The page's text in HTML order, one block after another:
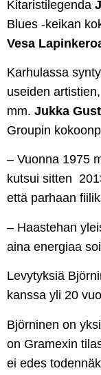
Kitaristilegenda
Blues -keikan
Vesa
Karhulassa
useiden
mm. Jukka
Groupin
– Vuonna 1975
kutsui sitten
että parhaan
– Haastehan
aina energiaa
Levytyksiä
kanssa yli 20
Björninen on
on Gramexin
ei edes